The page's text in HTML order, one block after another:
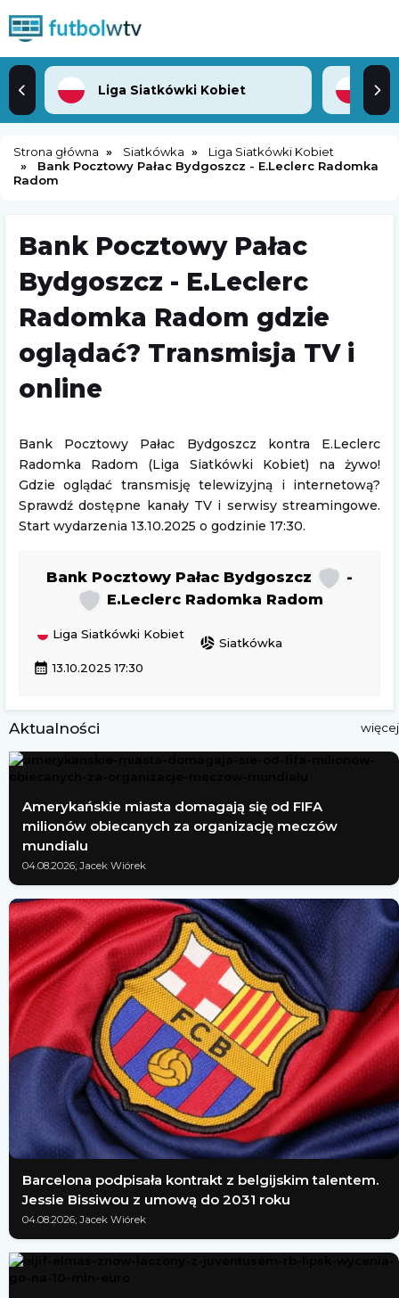
Liga Siatkówki Kobiet
Strona główna Siatkówka
Liga Siatkówki Kobiet
Bank Pocztowy Pałac Bydgoszcz - E.Leclerc Radomka
Radom
Bank Pocztowy Pałac
Bydgoszcz - E.Leclerc
Radomka Radom gdzie
oglądać? Transmisja TV i
online
Bank Pocztowy Pałac Bydgoszcz kontra E.Leclerc
Radomka Radom (Liga Siatkówki Kobiet) na żywo!
Gdzie oglądać transmisję telewizyjną i internetową?
Sprawdź dostępne kanały TV i serwisy streamingowe.
Start wydarzenia 13.10.2025 o godzinie 17:30.
Bank Pocztowy Pałac Bydgoszcz
-
E.Leclerc Radomka Radom
Liga Siatkówki Kobiet
sports_volleyball Siatkówka
calendar_month 13.10.2025 17:30
Aktualności więcej
Amerykańskie miasta domagają się od FIFA
milionów obiecanych za organizację meczów
mundialu
04.08.2026; Jacek Wiórek
Barcelona podpisała kontrakt z belgijskim talentem.
Jessie Bissiwou z umową do 2031 roku
04.08.2026; Jacek Wiórek